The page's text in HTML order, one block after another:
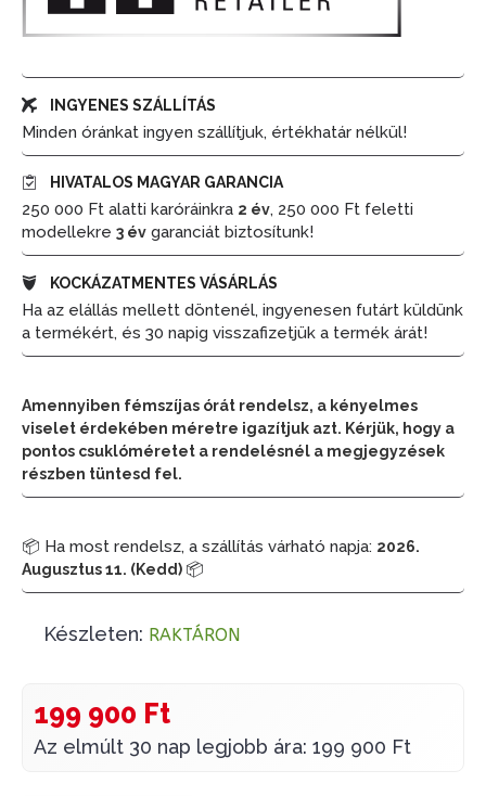
INGYENES SZÁLLÍTÁS
Minden óránkat ingyen szállítjuk, értékhatár nélkül!
HIVATALOS MAGYAR GARANCIA
250 000 Ft alatti karóráinkra 2 év, 250 000 Ft feletti
modellekre 3 év garanciát biztosítunk!
KOCKÁZATMENTES VÁSÁRLÁS
Ha az elállás mellett döntenél, ingyenesen futárt küldünk
a termékért, és 30 napig visszafizetjük a termék árát!
Amennyiben fémszíjas órát rendelsz, a kényelmes
viselet érdekében méretre igazítjuk azt. Kérjük, hogy a
pontos csuklóméretet a rendelésnél a megjegyzések
részben tüntesd fel.
📦 Ha most rendelsz, a szállítás várható napja: 2026.
Augusztus 11. (Kedd) 📦
Készleten: RAKTÁRON
199 900 Ft
Az elmúlt 30 nap legjobb ára: 199 900 Ft